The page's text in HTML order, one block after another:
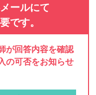
ールにて
です。
が回答内容を確認
の可否をお知らせ